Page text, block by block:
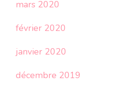
mars 2020
février 2020
janvier 2020
décembre 2019